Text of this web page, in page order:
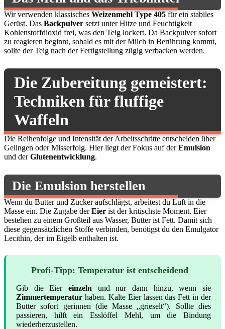
Wir verwenden klassischesWeizenmehl Type 405für ein stabiles
Gerüst. Das Backpulver setzt unter Hitze und Feuchtigkeit
Kohlenstoffdioxid frei, was den Teig lockert. Da Backpulver sofort
zu reagieren beginnt, sobald es mit der Milch in Berührung kommt,
sollte der Teig nach der Fertigstellung zügig verbacken werden.
Die Zubereitung gemeistert:
Techniken für fluffige
Waffeln
Die Reihenfolge und Intensität der Arbeitsschritte entscheiden über
Gelingen oder Misserfolg. Hier liegt der Fokus auf derEmulsion
und derGlutenentwicklung.
Die Emulsion herstellen
Wenn du Butter und Zucker aufschlägst, arbeitest du Luft in die
Masse ein. Die Zugabe derEier ist der kritischste Moment. Eier
bestehen zu einem Großteil aus Wasser, Butter ist Fett. Damit sich
diese gegensätzlichen Stoffe verbinden, benötigst du den Emulgator
Lecithin, der im Eigelb enthalten ist.
Profi-Tipp: Temperatur ist entscheidend
Gib die Eier einzeln und nur dann hinzu, wenn sie
Zimmertemperatur haben. Kalte Eier lassen das Fett in der
Butter sofort gerinnen (die Masse „grieselt“). Sollte dies
passieren, hilft ein Esslöffel Mehl, um die Bindung
wiederherzustellen.